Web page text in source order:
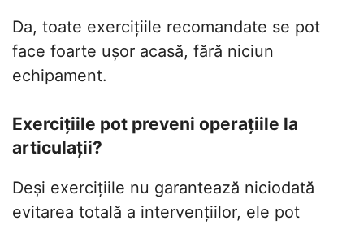
Da, toate exercițiile recomandate se pot
face foarte ușor acasă, fără niciun
echipament.
Exercițiile pot preveni operațiile la
articulații?
Deși exercițiile nu garantează niciodată
evitarea totală a intervențiilor, ele pot